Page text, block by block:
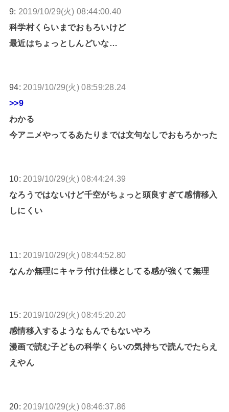
9: 2019/10/29(火) 08:44:00.40
科学村くらいまでおもろいけど
最近はちょっとしんどいな…
94: 2019/10/29(火) 08:59:28.24
>>9
わかる
今アニメやってるあたりまでは文句なしでおもろかった
10: 2019/10/29(火) 08:44:24.39
なろうではないけど千空がちょっと頭良すぎて感情移入
しにくい
11: 2019/10/29(火) 08:44:52.80
なんか無理にキャラ付け仕様としてる感が強くて無理
15: 2019/10/29(火) 08:45:20.20
感情移入するようなもんでもないやろ
漫画で読む子どもの科学くらいの気持ちで読んでたらえ
えやん
20: 2019/10/29(火) 08:46:37.86